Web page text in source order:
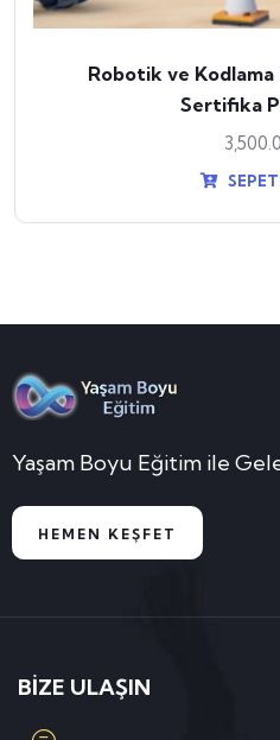
Robotik ve
Sertifika
Yaşam Boyu Eğitim ile
HEMEN KEŞFET
BİZE ULAŞIN